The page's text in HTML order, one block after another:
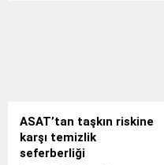
ASAT’tan taşkın riskine
karşı temizlik
seferberliği